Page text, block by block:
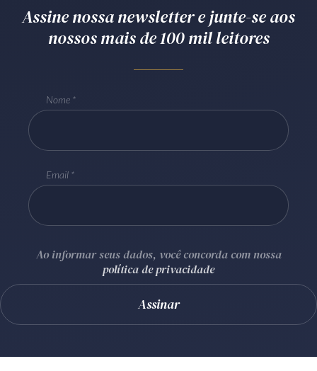
Diferenciais
Receba por RSS
Batel Curitiba/PR CEP80240-000
Assine nossa newsletter e junte-se aos
nossos mais de 100 mil leitores
Nome
Email
Ao informar seus dados, você concorda com nossa
política de privacidade